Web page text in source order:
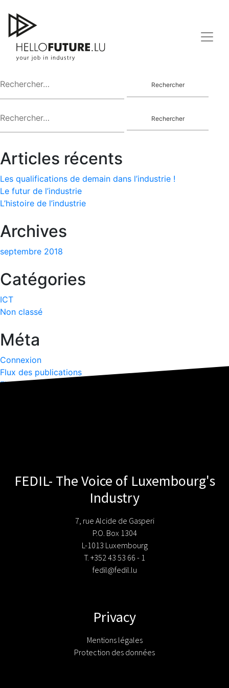
content
Nothing Found
It seems we can’t find what you’re looking for. Perhaps
searching can help.
Articles récents
Les qualifications de demain dans l’industrie !
Le futur de l’industrie
L’histoire de l’industrie
Archives
septembre 2018
Catégories
ICT
Non classé
Méta
Connexion
Flux des publications
Flux des commentaires
FEDIL- The Voice of Luxembourg's
Industry
7, rue Alcide de Gasperi
P.O. Box 1304
L-1013 Luxembourg
T. +352 43 53 66 - 1
fedil@fedil.lu
Privacy
Mentions légales
Protection des données